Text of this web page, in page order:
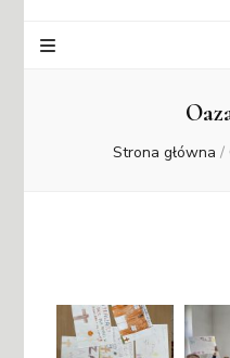
Strona główna /